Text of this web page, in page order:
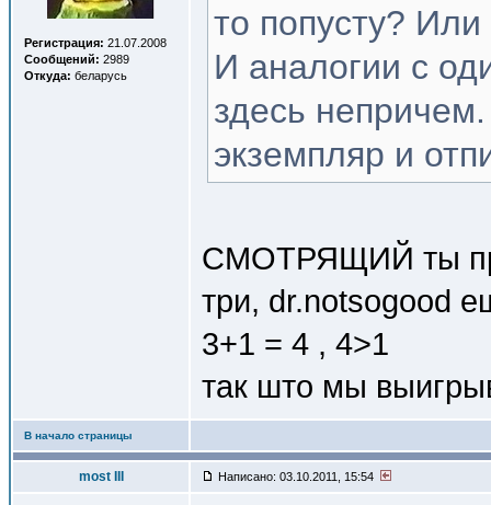
Регистрация: 21.07.2008
Сообщений: 2989
Откуда: беларусь
то попусту?
И аналогии с
здесь
экземпляр и
СМОТРЯЩИЙ ты
три, dr.notsogood
3+1 = 4 , 4>1
так што мы
В начало страницы
most III Написано: 03.10.2011, 15:54